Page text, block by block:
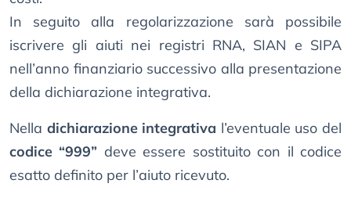
In seguito alla regolarizzazione sarà possibile
iscrivere gli aiuti nei registri RNA, SIAN e SIPA
nell’anno finanziario successivo alla presentazione
della dichiarazione integrativa.
Nella dichiarazione integrativa l’eventuale uso del
codice “999” deve essere sostituito con il codice
esatto definito per l’aiuto ricevuto.